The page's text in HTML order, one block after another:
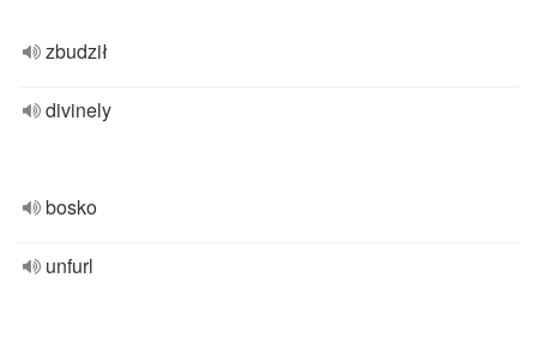
zbudził
divinely
bosko
unfurl